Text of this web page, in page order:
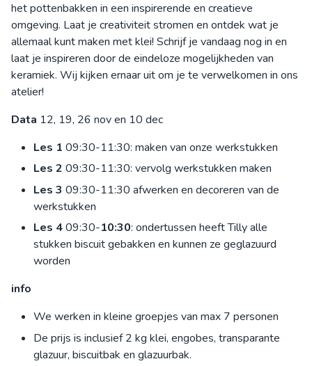
het pottenbakken in een inspirerende en creatieve
omgeving. Laat je creativiteit stromen en ontdek wat je
allemaal kunt maken met klei! Schrijf je vandaag nog in en
laat je inspireren door de eindeloze mogelijkheden van
keramiek. Wij kijken ernaar uit om je te verwelkomen in ons
atelier!
Data 12, 19, 26 nov en 10 dec
Les 1 09:30-11:30: maken van onze werkstukken
Les 2 09:30-11:30: vervolg werkstukken maken
Les 3 09:30-11:30 afwerken en decoreren van de
werkstukken
Les 409:30-10:30: ondertussen heeft Tilly alle
stukken biscuit gebakken en kunnen ze geglazuurd
worden
info
We werken in kleine groepjes van max 7 personen
De prijs is inclusief 2 kg klei, engobes, transparante
glazuur, biscuitbak en glazuurbak.